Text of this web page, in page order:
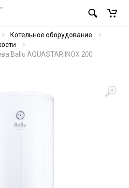
Котельное оборудование
Ballu AQUASTAR INOX 200